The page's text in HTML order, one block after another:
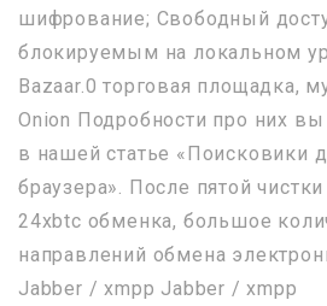
шифрование; Свободный
блокируемым на локальном
Bazaar.0 торговая площадка,
Onion Подробности про них
в нашей статье «Поисковики
браузера». После пятой
24xbtc обменка, большое
направлений обмена
Jabber / xmpp Jabber / xmpp